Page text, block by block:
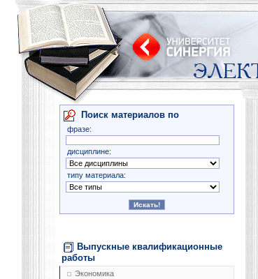
Поиск материалов по
фразе:
дисциплине:
типу материала:
Выпускные квалификационные
работы
Экономика